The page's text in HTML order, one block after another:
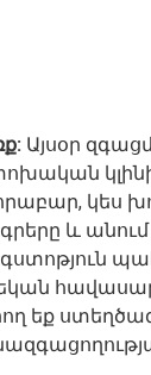
Այսօր
կես
և
եք